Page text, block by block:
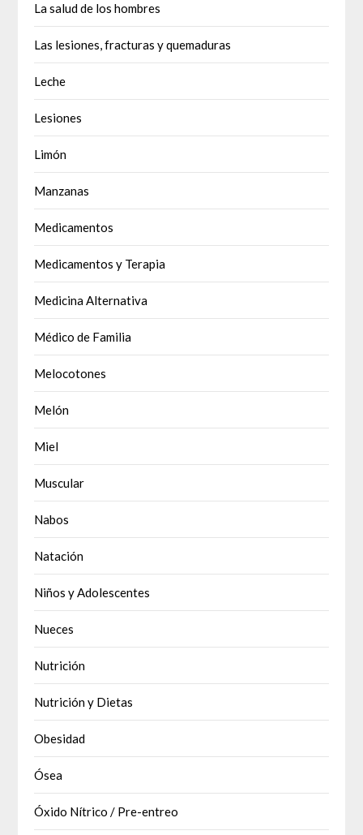
La salud de los hombres
Las lesiones, fracturas y quemaduras
Leche
Lesiones
Limón
Manzanas
Medicamentos
Medicamentos y Terapia
Medicina Alternativa
Médico de Familia
Melocotones
Melón
Miel
Muscular
Nabos
Natación
Niños y Adolescentes
Nueces
Nutrición
Nutrición y Dietas
Obesidad
Ósea
Óxido Nítrico / Pre-entreo